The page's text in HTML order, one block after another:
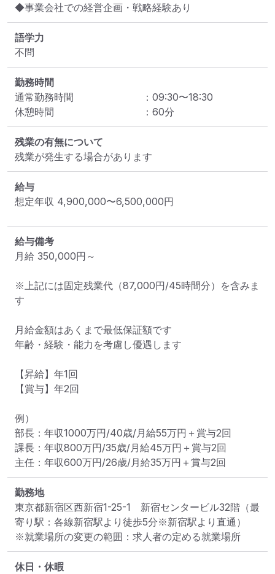
◆事業会社での経営企画・戦略経験あり
語学力
不問
勤務時間
通常勤務時間
： 09:30〜18:30
休憩時間
： 60分
残業の有無について
残業が発生する場合があります
給与
想定年収 4,900,000〜6,500,000円
給与備考
月給 350,000円～
※上記には固定残業代（87,000円/45時間分）を含みま
す
月給金額はあくまで最低保証額です
年齢・経験・能力を考慮し優遇します
【昇給】年1回
【賞与】年2回
例）
部長：年収1000万円/40歳/月給55万円＋賞与2回
課長：年収800万円/35歳/月給45万円＋賞与2回
主任：年収600万円/26歳/月給35万円＋賞与2回
勤務地
東京都新宿区西新宿1-25-1　新宿センタービル32階 （最
寄り駅：各線新宿駅より徒歩5分※新宿駅より直通）
※就業場所の変更の範囲：求人者の定める就業場所
休日・休暇